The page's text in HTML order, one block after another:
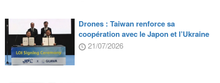
Drones : Taiwan renforce sa
coopération avec le Japon et l’Ukraine
21/07/2026